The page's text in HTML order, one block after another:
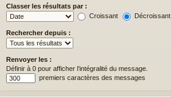
Classer les résultats par :
Croissant
Décroissant
Rechercher depuis :
Renvoyer les :
Définir à 0 pour afficher l’intégralité du message.
premiers caractères des messages